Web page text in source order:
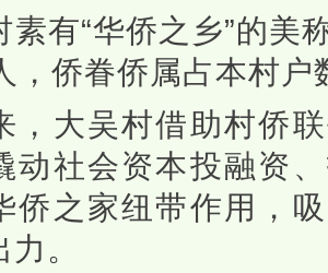
素有“华侨之乡”的美
，侨眷侨属占本村户
，大吴村借助村侨
动社会资本投融资
侨之家纽带作用，
。